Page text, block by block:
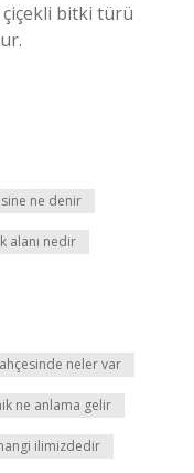
çiçekli bitki türü
ne denir
alanı nedir
neler var
ne anlama gelir
ilimizdedir